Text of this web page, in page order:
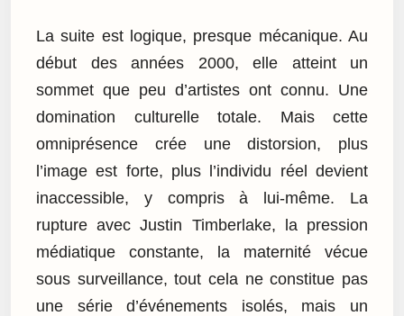
La suite est logique, presque mécanique. Au
début des années 2000, elle atteint un
sommet que peu d’artistes ont connu. Une
domination culturelle totale. Mais cette
omniprésence crée une distorsion, plus
l’image est forte, plus l’individu réel devient
inaccessible, y compris à lui-même. La
rupture avec Justin Timberlake, la pression
médiatique constante, la maternité vécue
sous surveillance, tout cela ne constitue pas
une série d’événements isolés, mais un